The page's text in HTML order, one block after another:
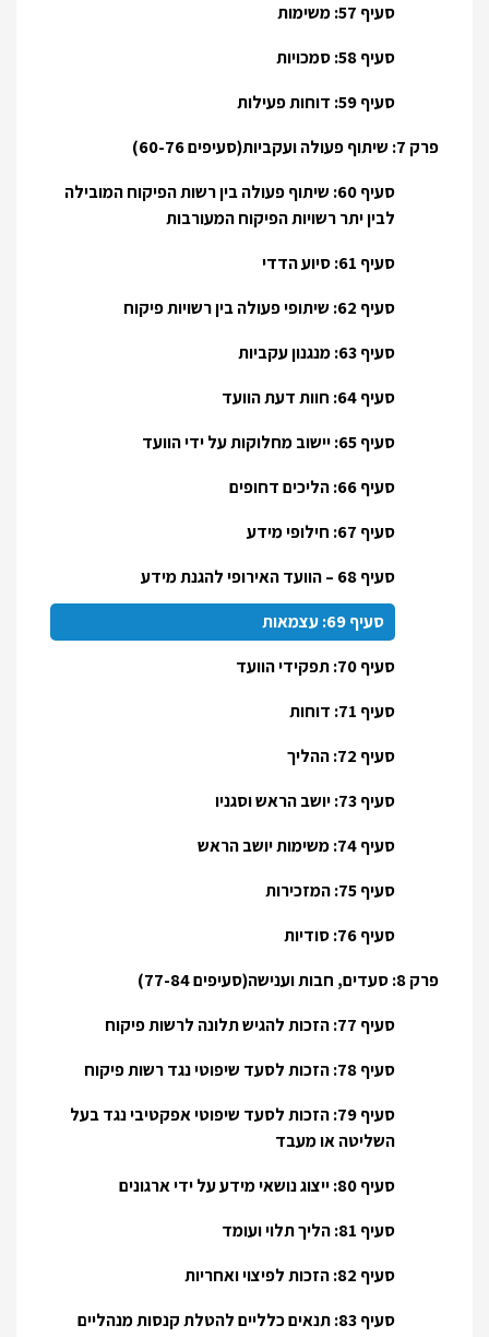
סעיף 57: משימות
סעיף 58: סמכויות
סעיף 59: דוחות פעילות
פרק 7: שיתוף פעולה ועקביות(סעיפים 60-76)
סעיף 60: שיתוף פעולה בין רשות הפיקוח המובילה
לבין יתר רשויות הפיקוח המעורבות
סעיף 61: סיוע הדדי
סעיף 62: שיתופי פעולה בין רשויות פיקוח
סעיף 63: מנגנון עקביות
סעיף 64: חוות דעת הוועד
סעיף 65: יישוב מחלוקות על ידי הוועד
סעיף 66: הליכים דחופים
סעיף 67: חילופי מידע
סעיף 68 – הוועד האירופי להגנת מידע
סעיף 69: עצמאות
סעיף 70: תפקידי הוועד
סעיף 71: דוחות
סעיף 72: ההליך
סעיף 73: יושב הראש וסגניו
סעיף 74: משימות יושב הראש
סעיף 75: המזכירות
סעיף 76: סודיות
פרק 8: סעדים, חבות וענישה(סעיפים 77-84)
סעיף 77: הזכות להגיש תלונה לרשות פיקוח
סעיף 78: הזכות לסעד שיפוטי נגד רשות פיקוח
סעיף 79: הזכות לסעד שיפוטי אפקטיבי נגד בעל
השליטה או מעבד
סעיף 80: ייצוג נושאי מידע על ידי ארגונים
סעיף 81: הליך תלוי ועומד
סעיף 82: הזכות לפיצוי ואחריות
סעיף 83: תנאים כלליים להטלת קנסות מנהליים